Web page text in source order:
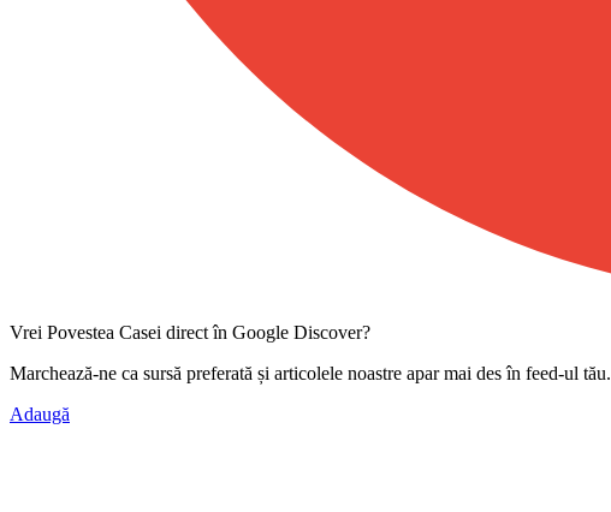
Vrei Povestea Casei direct în Google Discover?
Marchează-ne ca sursă preferată și articolele noastre apar mai des în feed-ul tău.
Adaugă